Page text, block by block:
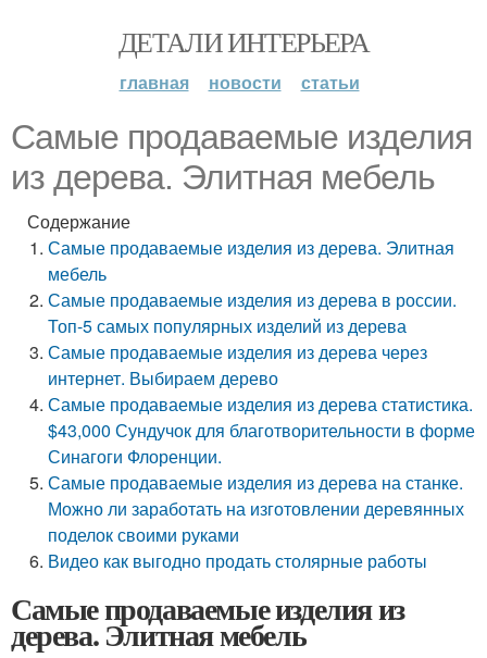
ДЕТАЛИ ИНТЕРЬЕРА
главная новости статьи
Самые продаваемые изделия
из дерева. Элитная мебель
Содержание
Самые продаваемые изделия из дерева. Элитная
мебель
Самые продаваемые изделия из дерева в россии.
Топ-5 самых популярных изделий из дерева
Самые продаваемые изделия из дерева через
интернет. Выбираем дерево
Самые продаваемые изделия из дерева статистика.
$43,000 Сундучок для благотворительности в форме
Синагоги Флоренции.
Самые продаваемые изделия из дерева на станке.
Можно ли заработать на изготовлении деревянных
поделок своими руками
Видео как выгодно продать столярные работы
Самые продаваемые изделия из
дерева. Элитная мебель